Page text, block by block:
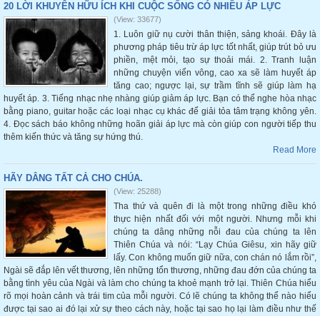
20 LỜI KHUYÊN HỮU ÍCH KHI CUỘC SỐNG CÓ NHIỀU ÁP LỰC
(View: 33677)
1. Luôn giữ nụ cười thân thiện, sảng khoái. Đây là
phương pháp tiêu trừ áp lực tốt nhất, giúp trút bỏ ưu
phiền, mệt mỏi, tạo sự thoải mái. 2. Tranh luận
những chuyện viển vông, cao xa sẽ làm huyết áp
tăng cao; ngược lại, sự trầm tĩnh sẽ giúp làm hạ
huyết áp. 3. Tiếng nhạc nhẹ nhàng giúp giảm áp lực. Bạn có thể nghe hòa nhạc
bằng piano, guitar hoặc các loại nhạc cụ khác để giải tỏa tâm trạng không yên.
4. Đọc sách báo không những hoãn giải áp lực mà còn giúp con người tiếp thu
thêm kiến thức và tăng sự hứng thú.
Read More
HÃY DÂNG TẤT CẢ CHO CHÚA.
(View: 25288)
Tha thứ và quên đi là một trong những điều khó
thực hiện nhất đối với một người. Nhưng mỗi khi
chúng ta dâng những nỗi đau của chúng ta lên
Thiên Chúa và nói: “Lạy Chúa Giêsu, xin hãy giữ
lấy. Con không muốn giữ nữa, con chán nó lắm rồi”,
Ngài sẽ đắp lên vết thương, lên những tổn thương, những đau đớn của chúng ta
bằng tình yêu của Ngài và làm cho chúng ta khoẻ mạnh trở lại. Thiên Chúa hiểu
rõ mọi hoàn cảnh và trái tim của mỗi người. Có lẽ chúng ta không thể nào hiểu
được tại sao ai đó lại xử sự theo cách này, hoặc tại sao họ lại làm điều như thế